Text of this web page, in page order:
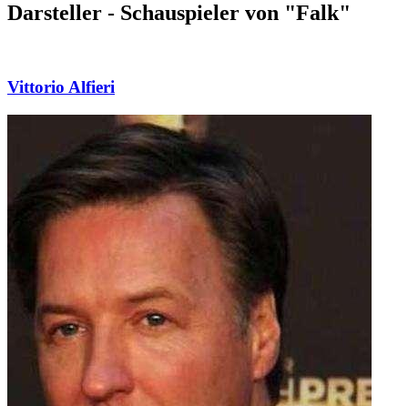
Darsteller - Schauspieler von "Falk"
Vittorio Alfieri